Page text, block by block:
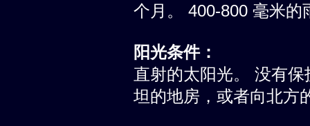
个月。 400-800 毫米的
阳光条件：
直射的太阳光。 没有
坦的地房，或者向北方